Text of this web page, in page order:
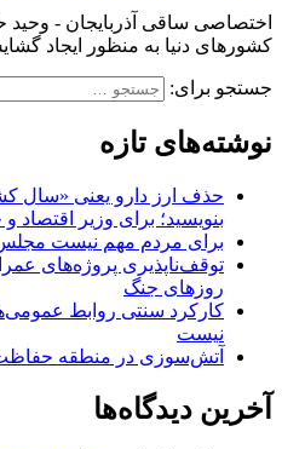
اختصاصی ساقی آذربایجان - وحید
کشورهای دنیا به منظور ایجاد
جستجو برای:
نوشته‌های تازه
حذف ارز دارو یعنی «سال
بنویسید؛ برای وزیر اقتصاد
برای مردم مهم نیست مجلس
توقف‌ناپذیری پروژه‌های
روزهای جنگ
کارکرد سنتی روابط
نیست
آتش‌سوزی در منطقه
آخرین دیدگاه‌ها